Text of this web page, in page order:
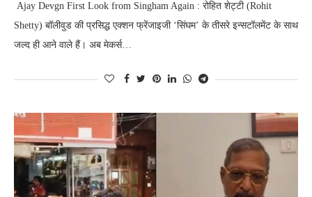
Ajay Devgn First Look from Singham Again : रोहित शेट्टी (Rohit
Shetty) बॉलीवुड की प्रसिद्ध एक्शन फ्रेंजाइजी ‘सिंघम’ के तीसरे इन्सटॉलमेंट के साथ
जल्द ही आने वाले हैं। अब मेकर्स…